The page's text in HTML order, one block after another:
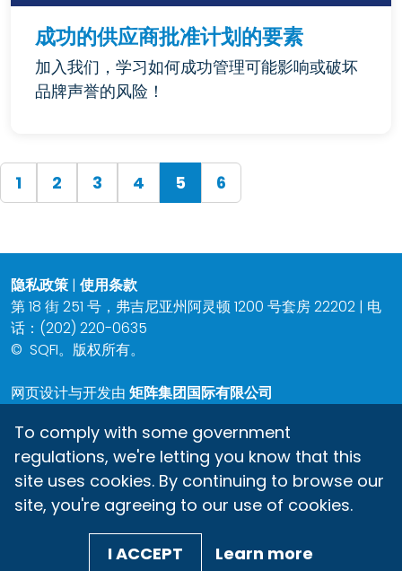
成功的供应商批准计划的要素
加入我们，学习如何成功管理可能影响或破坏
品牌声誉的风险！
1 2 3 4 5(current)
6
隐私政策 | 使用条款
第 18 街 251 号，弗吉尼亚州阿灵顿 1200 号套房 22202 | 电
话：(202) 220-0635
© SQFI。版权所有。
网页设计与开发由 矩阵集团国际有限公司
To comply with some government
regulations, we're letting you know that this
site uses cookies. By continuing to browse our
site, you're agreeing to our use of cookies.
I ACCEPT Learn more